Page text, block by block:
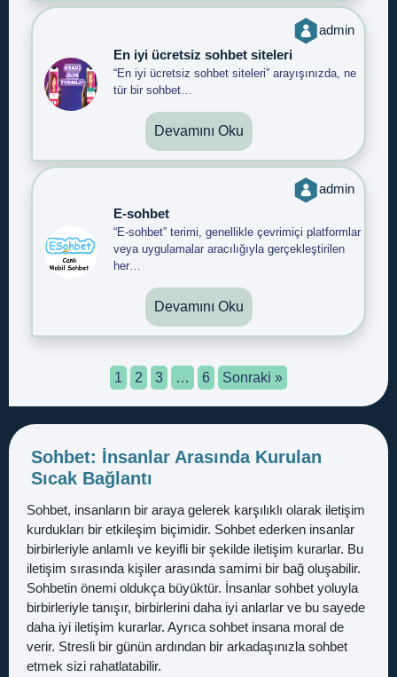
admin
En iyi ücretsiz sohbet siteleri
“En iyi ücretsiz sohbet siteleri” arayışınızda, ne
tür bir sohbet…
Devamını Oku
admin
E-sohbet
“E-sohbet” terimi, genellikle çevrimiçi platformlar
veya uygulamalar aracılığıyla gerçekleştirilen
her…
Devamını Oku
1 2 3 … 6 Sonraki »
Sohbet: İnsanlar Arasında Kurulan
Sıcak Bağlantı
Sohbet, insanların bir araya gelerek karşılıklı olarak iletişim
kurdukları bir etkileşim biçimidir. Sohbet ederken insanlar
birbirleriyle anlamlı ve keyifli bir şekilde iletişim kurarlar. Bu
iletişim sırasında kişiler arasında samimi bir bağ oluşabilir.
Sohbetin önemi oldukça büyüktür. İnsanlar sohbet yoluyla
birbirleriyle tanışır, birbirlerini daha iyi anlarlar ve bu sayede
daha iyi iletişim kurarlar. Ayrıca sohbet insana moral de
verir. Stresli bir günün ardından bir arkadaşınızla sohbet
etmek sizi rahatlatabilir.